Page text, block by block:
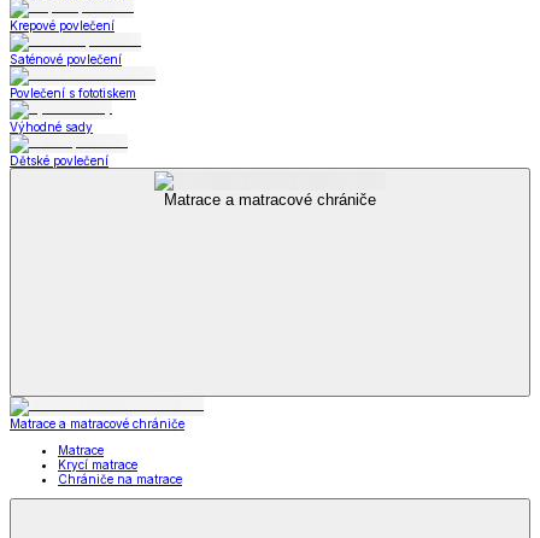
Krepové povlečení
Saténové povlečení
Povlečení s fototiskem
Výhodné sady
Dětské povlečení
Matrace a matracové chrániče
Matrace a matracové chrániče
Matrace
Krycí matrace
Chrániče na matrace